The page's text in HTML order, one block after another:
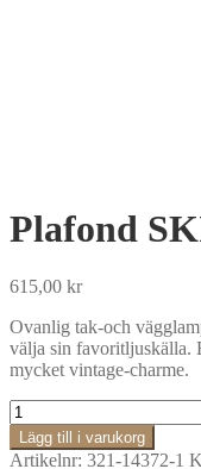
Plafond
615,00 kr
Ovanlig tak-och
välja sin favoritljuskälla.
mycket vintage-charme.
Plafond
SKIVAN
mängd
Lägg till i varukorg
Artikelnr: 321-14372-1